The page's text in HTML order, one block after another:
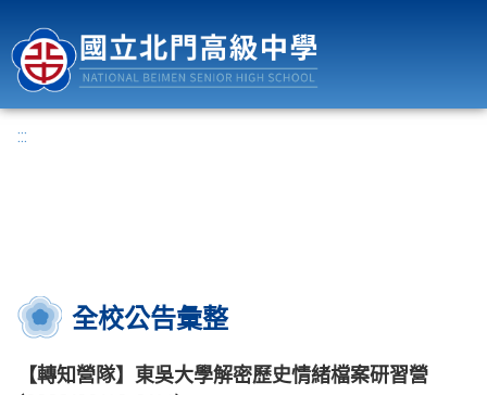
:::
全校公告彙整
【轉知營隊】東吳大學解密歷史情緒檔案研習營